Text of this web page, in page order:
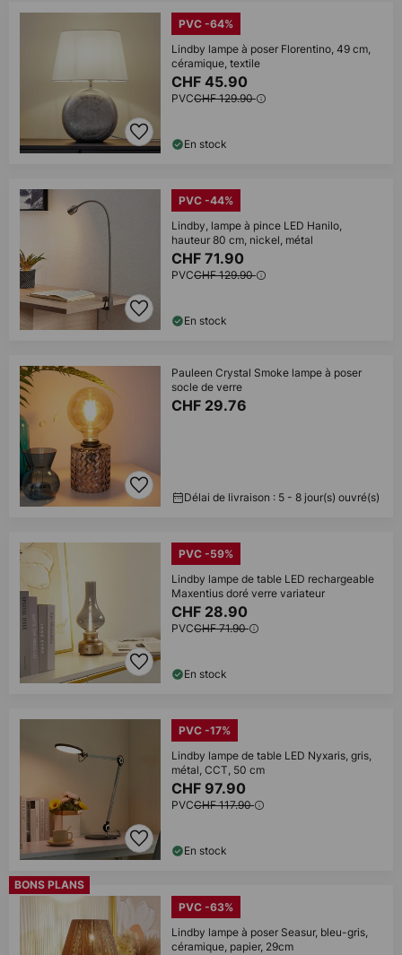
PVC -64%
Lindby lampe à poser Florentino, 49 cm,
céramique, textile
CHF 45.90
PVCCHF 129.90
En stock
PVC -44%
Lindby, lampe à pince LED Hanilo,
hauteur 80 cm, nickel, métal
CHF 71.90
PVCCHF 129.90
En stock
Pauleen Crystal Smoke lampe à poser
socle de verre
CHF 29.76
Délai de livraison : 5 - 8 jour(s) ouvré(s)
PVC -59%
Lindby lampe de table LED rechargeable
Maxentius doré verre variateur
CHF 28.90
PVCCHF 71.90
En stock
PVC -17%
Lindby lampe de table LED Nyxaris, gris,
métal, CCT, 50 cm
CHF 97.90
PVCCHF 117.90
En stock
BONS PLANS
PVC -63%
Lindby lampe à poser Seasur, bleu-gris,
céramique, papier, 29cm